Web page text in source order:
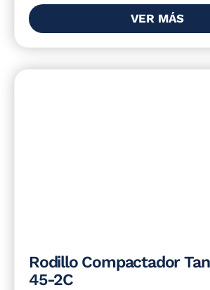
VER MÁS
Rodillo Compactador
45-2C